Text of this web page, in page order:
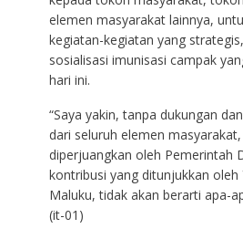
elemen masyarakat lainnya,
kegiatan-kegiatan yang
sosialisasi imunisasi campak
hari ini.
“Saya yakin, tanpa dukungan
dari seluruh elemen
diperjuangkan oleh Pemerintah
kontribusi yang ditunjukkan oleh
Maluku, tidak akan berarti apa-
(it-01)